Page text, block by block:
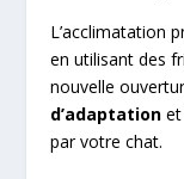
L’acclimatation
en utilisant des
nouvelle
d’adaptation
par votre chat.